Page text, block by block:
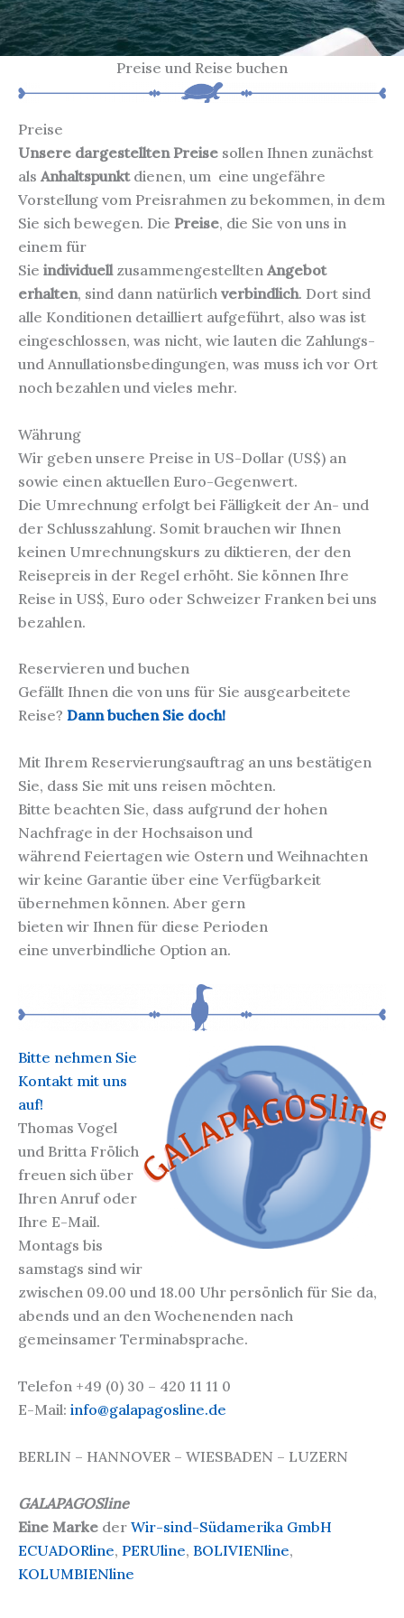
Preise und Reise buchen
Preise
Unsere dargestellten Preise sollen Ihnen zunächst
als Anhaltspunktdienen, um eine ungefähre
Vorstellung vom Preisrahmen zu bekommen, in dem
Sie sich bewegen. Die Preise, die Sie von uns in
einem für
Sie individuellzusammengestellten Angebot
erhalten, sind dann natürlich verbindlich. Dort sind
alle Konditionen detailliert aufgeführt, also was ist
eingeschlossen, was nicht, wie lauten die Zahlungs-
und Annullationsbedingungen, was muss ich vor Ort
noch bezahlen und vieles mehr.
Währung
Wir geben unsere Preise in US-Dollar (US$) an
sowie einen aktuellen Euro-Gegenwert.
Die Umrechnung erfolgt bei Fälligkeit der An- und
der Schlusszahlung. Somit brauchen wir Ihnen
keinen Umrechnungskurs zu diktieren, der den
Reisepreis in der Regel erhöht. Sie können Ihre
Reise in US$, Euro oder Schweizer Franken bei uns
bezahlen.
Reservieren und buchen
Gefällt Ihnen die von uns für Sie ausgearbeitete
Reise? Dann buchen Sie doch!
Mit Ihrem Reservierungsauftrag an uns bestätigen
Sie, dass Sie mit uns reisen möchten.
Bitte beachten Sie, dass aufgrund der hohen
Nachfrage in der Hochsaison und
während Feiertagen wie Ostern und Weihnachten
wir keine Garantie über eine Verfügbarkeit
übernehmen können. Aber gern
bieten wir Ihnen für diese Perioden
eine unverbindliche Option an.
Bitte nehmen Sie
Kontakt mit uns
auf!
Thomas Vogel
und Britta Frölich
freuen sich über
Ihren Anruf oder
Ihre E-Mail.
Montags bis
samstags sind wir
zwischen 09.00 und 18.00 Uhr persönlich für Sie da,
abends und an den Wochenenden nach
gemeinsamer Terminabsprache.
Telefon +49 (0) 30 – 420 11 11 0
E-Mail: info@galapagosline.de
BERLIN – HANNOVER – WIESBADEN – LUZERN
GALAPAGOSline
Eine Marke der Wir-sind-Südamerika GmbH
ECUADORline, PERUline, BOLIVIENline,
KOLUMBIENline